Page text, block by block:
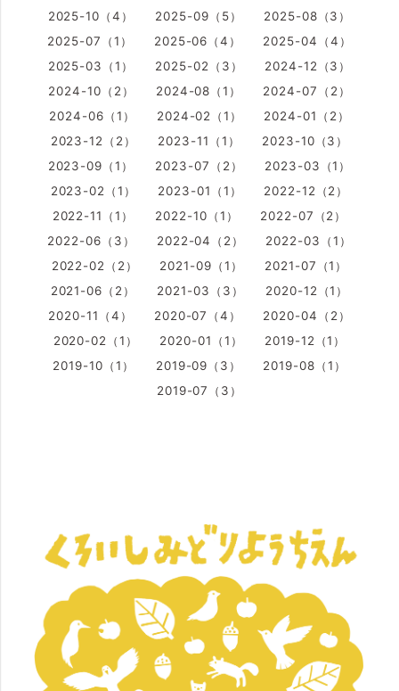
2025-10（4）
2025-09（5）
2025-08（3）
2025-07（1）
2025-06（4）
2025-04（4）
2025-03（1）
2025-02（3）
2024-12（3）
2024-10（2）
2024-08（1）
2024-07（2）
2024-06（1）
2024-02（1）
2024-01（2）
2023-12（2）
2023-11（1）
2023-10（3）
2023-09（1）
2023-07（2）
2023-03（1）
2023-02（1）
2023-01（1）
2022-12（2）
2022-11（1）
2022-10（1）
2022-07（2）
2022-06（3）
2022-04（2）
2022-03（1）
2022-02（2）
2021-09（1）
2021-07（1）
2021-06（2）
2021-03（3）
2020-12（1）
2020-11（4）
2020-07（4）
2020-04（2）
2020-02（1）
2020-01（1）
2019-12（1）
2019-10（1）
2019-09（3）
2019-08（1）
2019-07（3）